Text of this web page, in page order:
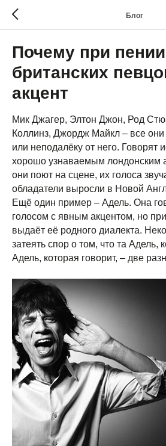
Блог
Почему при
британских
акцент
Мик Джагер, Элтон Джон, Род
Коллинз, Джордж Майкл – все
или неподалёку от него. Говорят
хорошо узнаваемым лондонским
они поют на сцене, их голоса
обладатели выросли в Новой
Ещё один пример – Адель. Она
голосом с явным акцентом, но
выдаёт её родного диалекта.
затеять спор о том, что та Адель,
Адель, которая говорит, – две